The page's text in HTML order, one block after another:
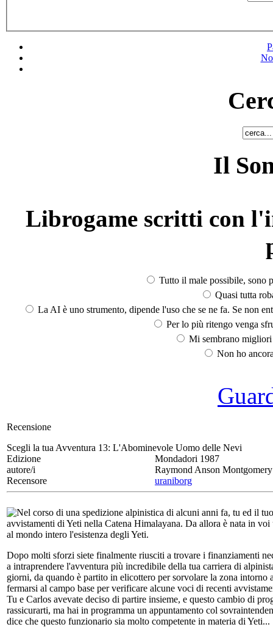
Il
Librogame scritti con
Tutto il male possibile, sono
Quasi tutta
La AI è uno strumento, dipende l'uso che se ne fa. Se non
Per lo più ritengo venga
Mi sembrano
Non ho
Recensione
Scegli la tua Avventura 13: L'Abominevole Uomo delle Nevi
Edizione
Mondadori 1987
autore/i
Raymond Anson Montgomery
Recensore
uraniborg
Nel corso di una spedizione alpinistica di alcuni anni fa, tu ed il
avvistamenti di Yeti nella Catena Himalayana. Da allora è nata in
al mondo intero l'esistenza degli Yeti.
Dopo molti sforzi siete finalmente riusciti a trovare i finanziamenti
a intraprendere l'avventura più incredibile della tua carriera di
giorni, da quando è partito in elicottero per sorvolare la zona
fermarsi al campo base per verificare alcune voci di recenti
Tu e Carlos avevate deciso di partire insieme, e questo cambio di
rassicurarti, ma hai in programma un appuntamento col
dice che questo funzionario sia molto competente in materia di Yeti...